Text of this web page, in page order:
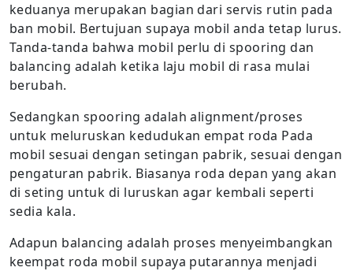
keduanya merupakan bagian dari servis rutin pada
ban mobil. Bertujuan supaya mobil anda tetap lurus.
Tanda-tanda bahwa mobil perlu di spooring dan
balancing adalah ketika laju mobil di rasa mulai
berubah.
Sedangkan spooring adalah alignment/proses
untuk meluruskan kedudukan empat roda Pada
mobil sesuai dengan setingan pabrik, sesuai dengan
pengaturan pabrik. Biasanya roda depan yang akan
di seting untuk di luruskan agar kembali seperti
sedia kala.
Adapun balancing adalah proses menyeimbangkan
keempat roda mobil supaya putarannya menjadi